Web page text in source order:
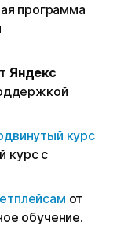
программа
Яндекс
курс
курс с
от
обучение.